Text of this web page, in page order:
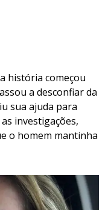
história começou
a desconfiar da
sua ajuda para
investigações,
o homem mantinha